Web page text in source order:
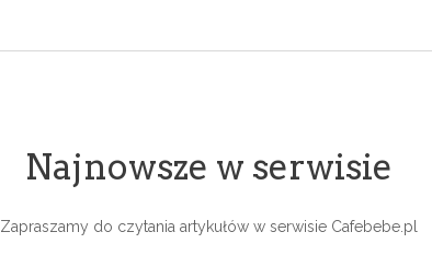
Najnowsze w serwisie
Zapraszamy do czytania artykułów w serwisie Cafebebe.pl